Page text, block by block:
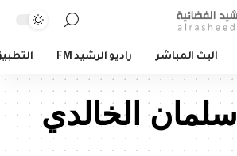
البث المباشر راديو الرشيد FM
سلمان الخالدي